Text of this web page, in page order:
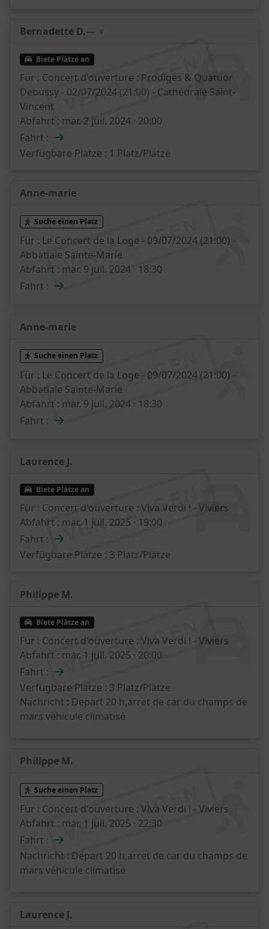
Bernadette D.— ♀️
VERGANGEN
Biete Plätze an
Für : Concert d'ouverture : Prodiges & Quatuor
Debussy - 02/07/2024 (21:00) - Cathédrale Saint-
Vincent
Abfahrt : mar. 2 juil. 2024 · 20:00
Fahrt : →
Verfügbare Plätze : 1 Platz/Plätze
Anne-marie
VERGANGEN
Suche einen Platz
Für : Le Concert de la Loge - 09/07/2024 (21:00) -
Abbatiale Sainte-Marie
Abfahrt : mar. 9 juil. 2024 · 18:30
Fahrt : →
Anne-marie
VERGANGEN
Suche einen Platz
Für : Le Concert de la Loge - 09/07/2024 (21:00) -
Abbatiale Sainte-Marie
Abfahrt : mar. 9 juil. 2024 · 18:30
Fahrt : →
Laurence J.
VERGANGEN
Biete Plätze an
Für : Concert d'ouverture : Viva Verdi ! - Viviers
Abfahrt : mar. 1 juil. 2025 · 19:00
Fahrt : →
Verfügbare Plätze : 3 Platz/Plätze
Philippe M.
VERGANGEN
Biete Plätze an
Für : Concert d'ouverture : Viva Verdi ! - Viviers
Abfahrt : mar. 1 juil. 2025 · 20:00
Fahrt : →
Verfügbare Plätze : 3 Platz/Plätze
Nachricht : Depart 20 h,arret de car du champs de
mars véhicule climatisé
Philippe M.
VERGANGEN
Suche einen Platz
Für : Concert d'ouverture : Viva Verdi ! - Viviers
Abfahrt : mar. 1 juil. 2025 · 22:30
Fahrt : →
Nachricht : Depart 20 h,arret de car du champs de
mars véhicule climatisé
Laurence J.